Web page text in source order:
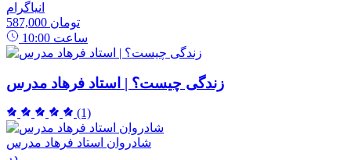
انیاگرام
587,000 تومان
10:00 ساعت
زندگی چیست؟ | استاد فرهاد مدرس
(1)
شادروان استاد فرهاد مدرس